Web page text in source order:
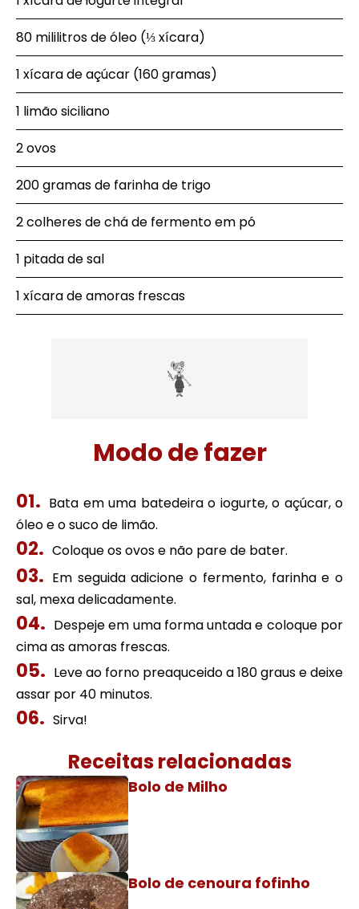
80 mililitros de óleo (⅓ xícara)
1 xícara de açúcar (160 gramas)
1 limão siciliano
2 ovos
200 gramas de farinha de trigo
2 colheres de chá de fermento em pó
1 pitada de sal
1 xícara de amoras frescas
Modo de fazer
Bata em uma batedeira o iogurte, o açúcar, o
óleo e o suco de limão.
Coloque os ovos e não pare de bater.
Em seguida adicione o fermento, farinha e o
sal, mexa delicadamente.
Despeje em uma forma untada e coloque por
cima as amoras frescas.
Leve ao forno preaquceido a 180 graus e deixe
assar por 40 minutos.
Sirva!
Receitas relacionadas
Bolo de Milho
Bolo de cenoura fofinho